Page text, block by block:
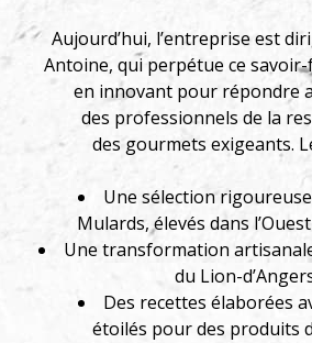
Aujourd’hui, l’entreprise est
Antoine, qui perpétue ce
en innovant pour répondre
des professionnels de la
des gourmets exigeants.
Une sélection
Mulards, élevés dans
Une transformation
du Lion-
Des recettes élaborées
étoilés pour des produits